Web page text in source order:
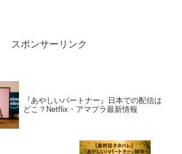
スポンサーリンク
『あやしいパートナー』日本での配信は
どこ？Netflix・アマプラ最新情報